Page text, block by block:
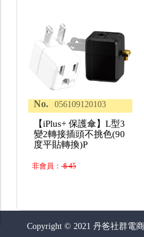
No. 056109120103
【iPlus+ 保護傘】L型3
變2轉接插頭不挑色(90
度平貼轉換)P
非會員：＄45
Copyright © 2021 丹爸社群電